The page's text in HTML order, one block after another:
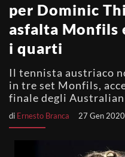
per Dominic
asfalta Monfils
i quarti
Il tennista austriaco
in tre set Monfils,
finale degli Australian
di Ernesto Branca 27 Gen